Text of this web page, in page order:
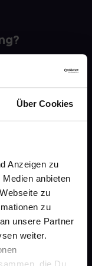
Über Cookies
Anzeigen zu
anbieten
zu
zu
unsere Partner
weiter.